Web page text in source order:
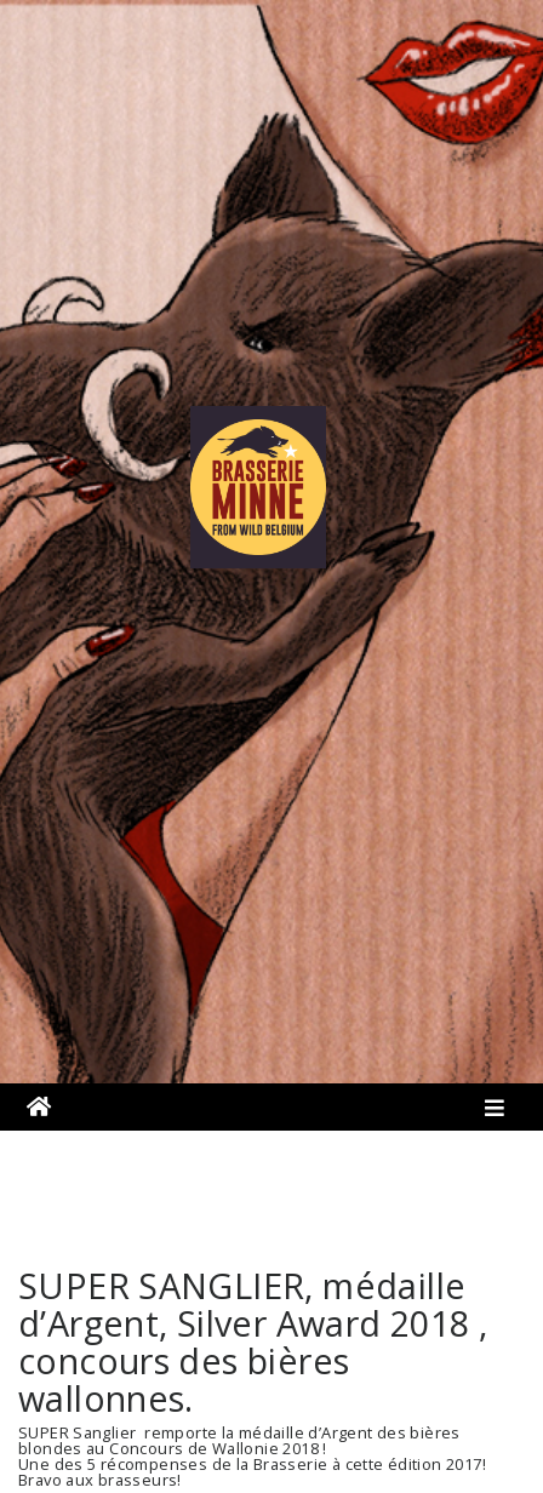
SUPER SANGLIER, médaille
d’Argent, Silver Award 2018 ,
concours des bières
wallonnes.
SUPER Sanglier remporte la médaille d’Argent des bières
blondes au Concours de Wallonie 2018 !
Une des 5 récompenses de la Brasserie à cette édition 2017!
Bravo aux brasseurs!